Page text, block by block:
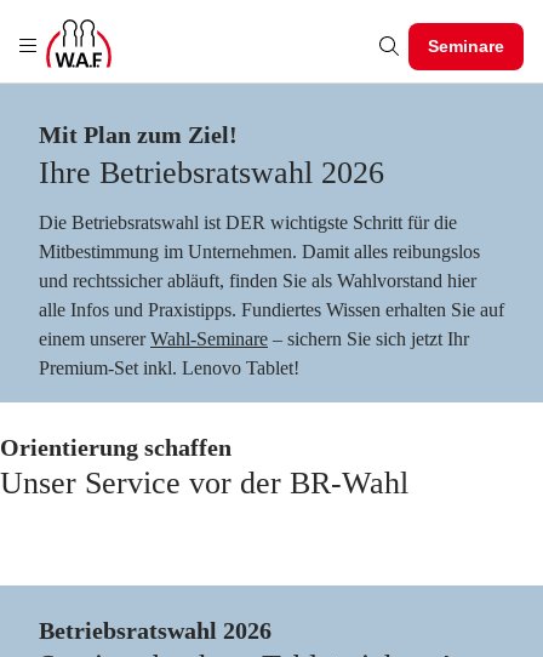
Seminare
Mit Plan zum Ziel!
Ihre Betriebsratswahl 2026
Die Betriebsratswahl ist DER wichtigste Schritt für die
Mitbestimmung im Unternehmen. Damit alles reibungslos
und rechtssicher abläuft, finden Sie als Wahlvorstand hier
alle Infos und Praxistipps. Fundiertes Wissen erhalten Sie auf
einem unsererWahl-Seminare – sichern Sie sich jetzt Ihr
Premium-Set inkl. Lenovo Tablet!
Orientierung schaffen
Unser Service vor der BR-Wahl
Betriebsratswahl 2026